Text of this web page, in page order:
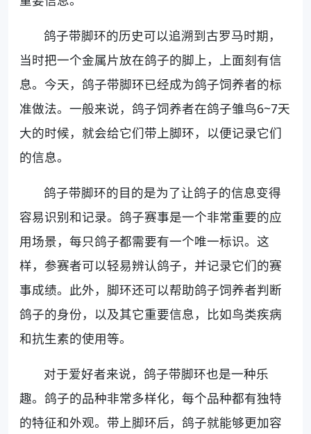
鸽子带脚环的历史可以追溯到古罗马时期，
当时把一个金属片放在鸽子的脚上，上面刻有信
息。今天，鸽子带脚环已经成为鸽子饲养者的标
准做法。一般来说，鸽子饲养者在鸽子雏鸟6~7天
大的时候，就会给它们带上脚环，以便记录它们
的信息。
鸽子带脚环的目的是为了让鸽子的信息变得
容易识别和记录。鸽子赛事是一个非常重要的应
用场景，每只鸽子都需要有一个唯一标识。这
样，参赛者可以轻易辨认鸽子，并记录它们的赛
事成绩。此外，脚环还可以帮助鸽子饲养者判断
鸽子的身份，以及其它重要信息，比如鸟类疾病
和抗生素的使用等。
对于爱好者来说，鸽子带脚环也是一种乐
趣。鸽子的品种非常多样化，每个品种都有独特
的特征和外观。带上脚环后，鸽子就能够更加容